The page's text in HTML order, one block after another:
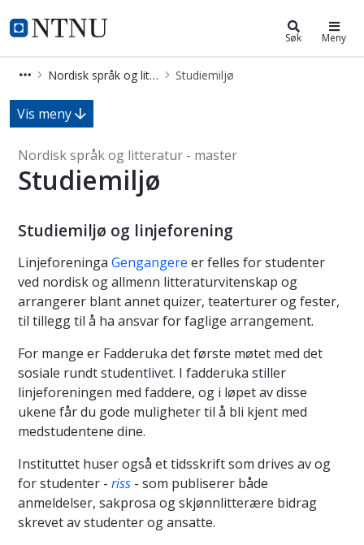
NTNU Hjemmeside
Nordisk språk og litteratur -Søk Meny
Nordisk språk og litteratur - master Studiemiljø
Studiemiljø - Nordisk språk og
Vis meny
Nordisk språk og litteratur - master
Studiemiljø
Studiemiljø og linjeforening
Linjeforeninga Gengangere er felles for studenter
ved nordisk og allmenn litteraturvitenskap og
arrangerer blant annet quizer, teaterturer og fester,
til tillegg til å ha ansvar for faglige arrangement.
For mange er Fadderuka det første møtet med det
sosiale rundt studentlivet. I fadderuka stiller
linjeforeningen med faddere, og i løpet av disse
ukene får du gode muligheter til å bli kjent med
medstudentene dine.
Instituttet huser også et tidsskrift som drives av og
for studenter - riss - som publiserer både
anmeldelser, sakprosa og skjønnlitterære bidrag
skrevet av studenter og ansatte.